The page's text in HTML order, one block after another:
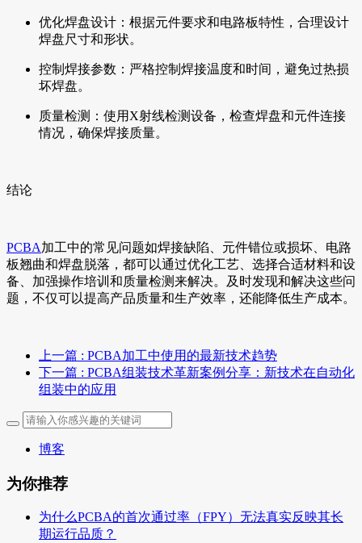
优化焊盘设计：根据元件要求和电路板特性，合理设计
焊盘尺寸和形状。
控制焊接参数：严格控制焊接温度和时间，避免过热损
坏焊盘。
质量检测：使用X射线检测设备，检查焊盘和元件连接
情况，确保焊接质量。
结论
PCBA加工中的常见问题如焊接缺陷、元件错位或损坏、电路
板翘曲和焊盘脱落，都可以通过优化工艺、选择合适材料和设
备、加强操作培训和质量检测来解决。及时发现和解决这些问
题，不仅可以提高产品质量和生产效率，还能降低生产成本。
上一篇 : PCBA加工中使用的最新技术趋势
下一篇 : PCBA组装技术革新案例分享：新技术在自动化
组装中的应用
博客
为你推荐
为什么PCBA的首次通过率（FPY）无法真实反映其长
期运行品质？